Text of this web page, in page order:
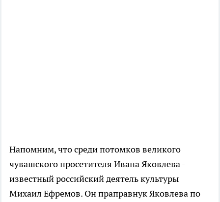
Напомним, что среди потомков великого
чувашского просетителя Ивана Яковлева -
известный российский деятель культуры
Михаил Ефремов. Он праправнук Яковлева по